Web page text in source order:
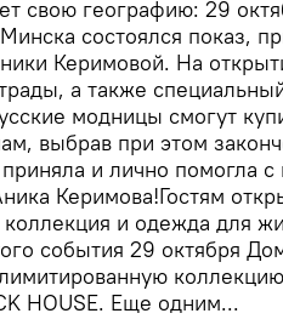
свою географию: 29
состоялся показ,
Керимовой. На
а также
модницы смогут
выбрав при этом
и лично помогла
Керимова!Гостям
коллекция и одежда для
события 29 октября
HOUSE. Еще одним...